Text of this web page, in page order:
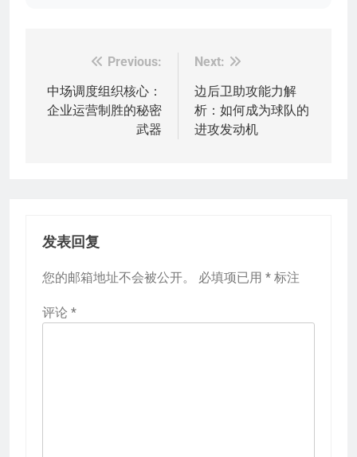
章
导
Previous:
中场调度组织核心：
企业运营制胜的秘密
武器
Next:
边后卫助攻能力解
析：如何成为球队的
进攻发动机
发表回复
您的邮箱地址不会被公开。 必填项已用 * 标注
评论 *